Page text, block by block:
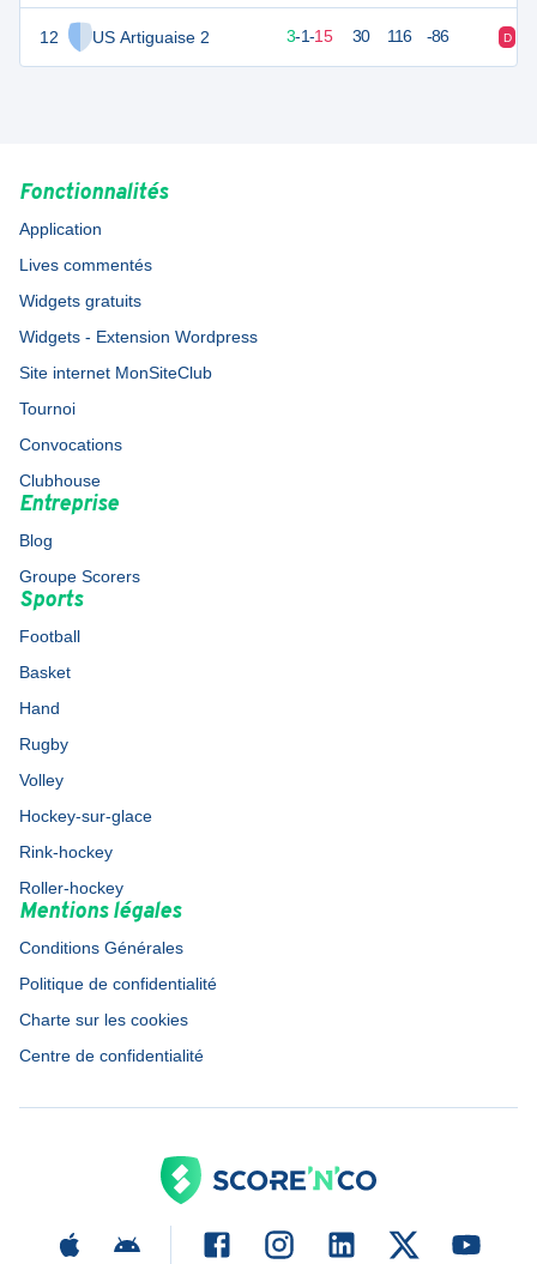
12 US Artiguaise 2 3-1-15 30 116 -86 D
Fonctionnalités
Application
Lives commentés
Widgets gratuits
Widgets - Extension Wordpress
Site internet MonSiteClub
Tournoi
Convocations
Clubhouse
Entreprise
Blog
Groupe Scorers
Sports
Football
Basket
Hand
Rugby
Volley
Hockey-sur-glace
Rink-hockey
Roller-hockey
Mentions légales
Conditions Générales
Politique de confidentialité
Charte sur les cookies
Centre de confidentialité